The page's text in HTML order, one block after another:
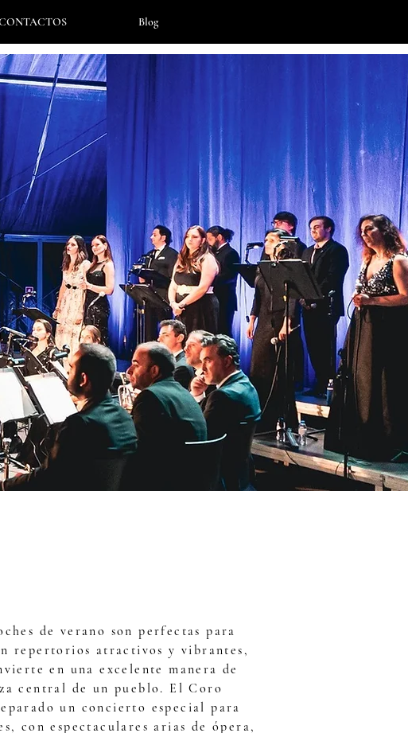
Blog
de verano son perfectas para
repertorios atractivos y vibrantes,
en una excelente manera de
central de un pueblo. El Coro
un concierto especial para
con espectaculares arias de ópera,